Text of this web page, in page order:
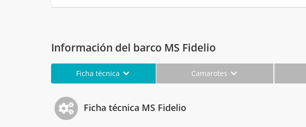
Información del barco MS Fidelio
Ficha técnica Camarotes
Ficha técnica MS Fidelio